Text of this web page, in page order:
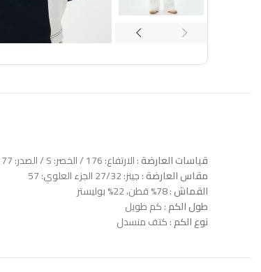
قياسات العارضة: الارتفاع: 176 / الخصر: S / الصدر: 77 / الورك: 88
مقاس العارضة: جينز: 27/32 الجزء العلوي: 57
القماش: 78% قطن، 22% بوليستر
طول الكم: كم طويل
نوع الكم: كتف منسدل